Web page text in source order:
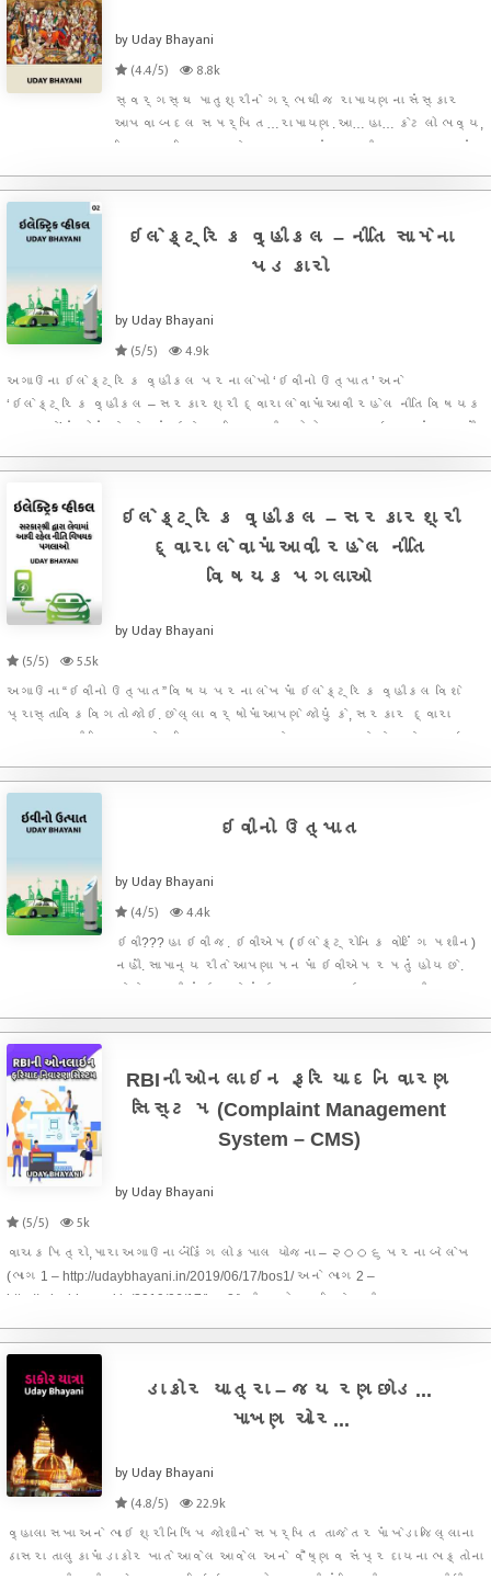
by Uday Bhayani
(4.4/5)
8.8k
સ્વર્ગસ્થ માતુશ્રીને ગર્ભથી જ રામાયણના સંસ્કાર
આપવા બદલ સમર્પિત…રામાયણ. આ… હા… કેટલો ભવ્ય,
દિવ્ય, પવિત્ર અને આદર્શ ગ્રંથ. શ્રી રામ ભગવાનનું
બહુ મનોમંથન કર્યું કે શું હું પામર માનવી ભગવાન શ્રી
ઇલેક્ટ્રિક વ્હીકલ – નીતિ સામેના
પડકારો
by Uday Bhayani
(5/5)
4.9k
અગાઉના ઇલેક્ટ્રિક વ્હીકલ પરના લેખો ‘ઇવીનો ઉત્પાત’ અને
‘ઇલેક્ટ્રિક વ્હીકલ – સરકારશ્રી દ્વારા લેવામાં આવી રહેલ નીતિ વિષયક
પગલાઓ’માં જોયું કે, દેશમાં ઇલેક્ટ્રિક વ્હીકલોનો વ્યાપ વધારવાનું જ નહીં,
ઇલેક્ટ્રિક વ્હીકલ – સરકારશ્રી
દ્વારા લેવામાં આવી રહેલ નીતિ
વિષયક પગલાઓ
by Uday Bhayani
(5/5)
5.5k
અગાઉના “ઇવીનો ઉત્પાત” વિષય પરના લેખમાં ઇલેક્ટ્રિક વ્હીકલ વિશે
પ્રાસ્તાવિક વિગતો જોઇ. છેલ્લા વર્ષોમાં આપણે જોયું કે, સરકાર દ્વારા
સર્વગ્રાહી વિકાસ માટે અતિ મહત્વના અને દૃઢ પગલાઓ જેવા કે, જન ધન
ઇવીનો ઉત્પાત
by Uday Bhayani
(4/5)
4.4k
ઇવી??? હા ઇવી જ. ઇવીએમ (ઇલેક્ટ્રોનિક વોટિંગ મશીન)
નહીં. સામાન્ય રીતે આપણા મનમાં ઇવીએમ રમતું હોય છે.
તેને લગતી કંઇક ને કંઇક ન્યુઝ આઇટમ આવતી જ
એટલે કે ઇલેક્ટ્રિક વ્હીકલ (વીજળીથી ચાલતા વાહન)ની
RBIની ઓનલાઇન ફરિયાદ નિવારણ
સિસ્ટમ (Complaint Management
System – CMS)
by Uday Bhayani
(5/5)
5k
વાચક મિત્રો,મારા અગાઉના બેંકિંગ લોકપાલ યોજના – ૨૦૦૬ પરના બે લેખ
(ભાગ 1 – http://udaybhayani.in/2019/06/17/bos1/ અને ભાગ 2 –
http://udaybhayani.in/2019/06/17/bos2/) થી આ યોજના વિશે ઘણી
જેવી
ડાકોર યાત્રા – જય રણછોડ...
માખણ ચોર...
by Uday Bhayani
(4.8/5)
22.9k
વ્હાલા સખા અને ભાઇ શ્રી નિધિપ જોશીને સમર્પિત તાજેતરમાં ખેડા જિલ્લાના
ઠાસરા તાલુકામાં ડાકોર ખાતે આવેલ આવેલ અને વૈષ્ણવ સંપ્રદાયના ભક્તોના
હ્રદયની નજીક એવા સુપ્રસિધ્ધ રણછોડરાયજી મંદિરની મુલાકાત લીધી.